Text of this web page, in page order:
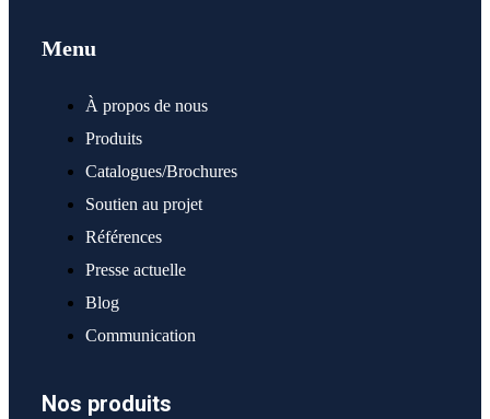
Menu
À propos de nous
Produits
Catalogues/Brochures
Soutien au projet
Références
Presse actuelle
Blog
Communication
Nos produits